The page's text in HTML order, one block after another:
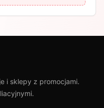
i sklepy z promocjami.